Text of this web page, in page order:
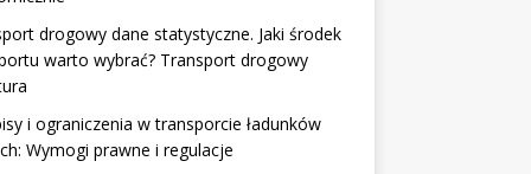
drogowy dane statystyczne. Jaki środek
warto wybrać? Transport drogowy
i ograniczenia w transporcie ładunków
Wymogi prawne i regulacje